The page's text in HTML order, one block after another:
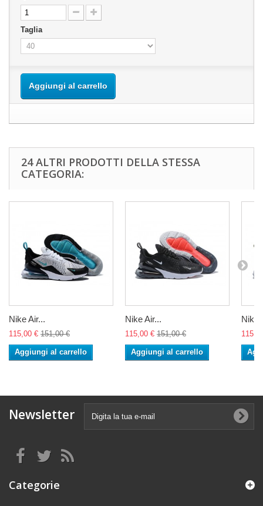
Taglia
Aggiungi al carrello
24 ALTRI PRODOTTI DELLA STESSA
CATEGORIA:
Nike Air...
115,00 € 151,00 €
Aggiungi al carrello
Nike Air...
115,00 € 151,00 €
Aggiungi al carrello
Nike
Newsletter
Categorie